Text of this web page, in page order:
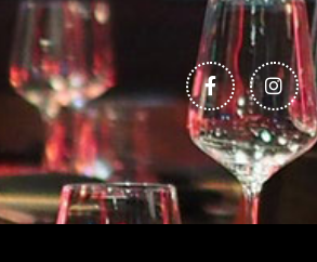
F
a
c
e
b
o
o
k
-
f
I
t
a
g
r
a
m